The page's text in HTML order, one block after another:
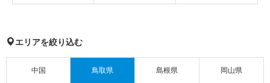
エリアを絞り込む
中国 鳥取県 島根県 岡山県